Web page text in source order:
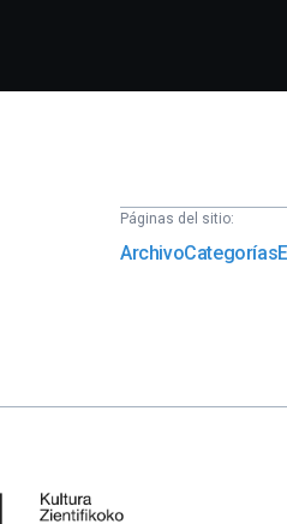
Páginas del sitio:
ArchivoCategorías